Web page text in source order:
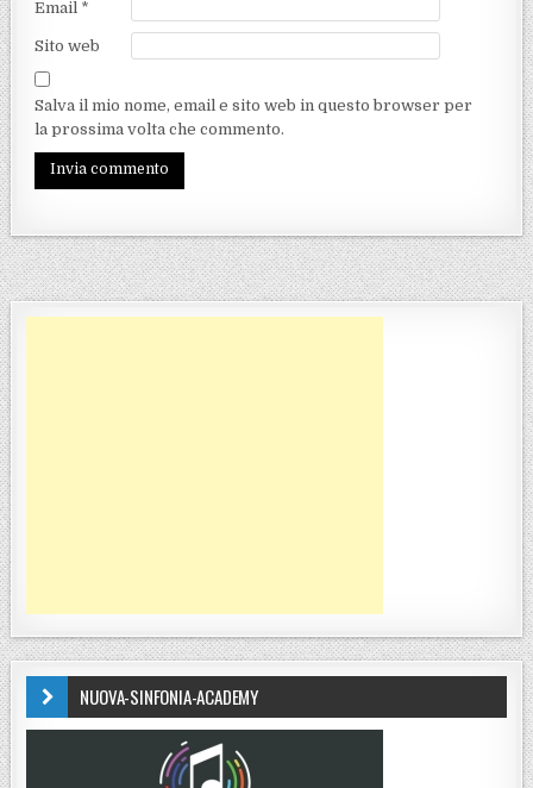
Email *
Sito web
Salva il mio nome, email e sito web in questo browser per
la prossima volta che commento.
NUOVA-SINFONIA-ACADEMY